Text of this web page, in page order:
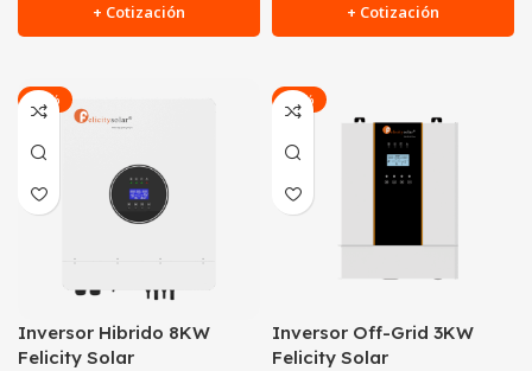
+ Cotización + Cotización
-20%
Inversor Hibrido 8KW
Felicity Solar
-29%
Inversor Off-Grid 3KW
Felicity Solar